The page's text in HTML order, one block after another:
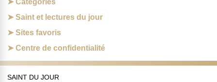
Catégories
Saint et lectures du jour
Sites favoris
Centre de confidentialité
SAINT DU JOUR